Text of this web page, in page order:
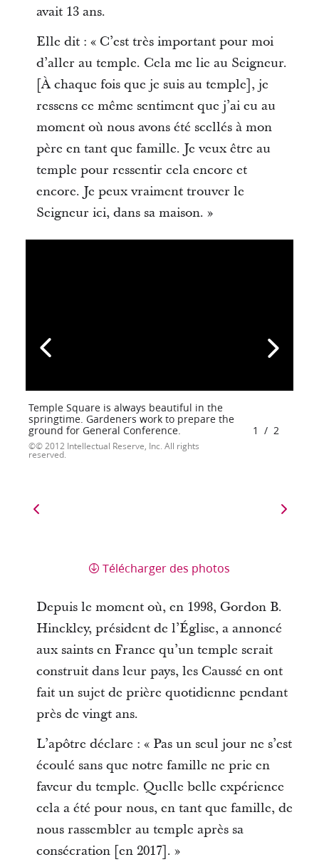
avait 13 ans.
Elle dit : « C’est très important pour moi
d’aller au temple. Cela me lie au Seigneur.
[À chaque fois que je suis au temple], je
ressens ce même sentiment que j’ai eu au
moment où nous avons été scellés à mon
père en tant que famille. Je veux être au
temple pour ressentir cela encore et
encore. Je peux vraiment trouver le
Seigneur ici, dans sa maison. »
Temple Square is always beautiful in the
springtime. Gardeners work to prepare the
ground for General Conference.
© 2012 Intellectual Reserve, Inc. All rights
reserved.
1 / 2
Télécharger des photos
Depuis le moment où, en 1998, Gordon B.
Hinckley, président de l’Église, a annoncé
aux saints en France qu’un temple serait
construit dans leur pays, les Caussé en ont
fait un sujet de prière quotidienne pendant
près de vingt ans.
L’apôtre déclare : « Pas un seul jour ne s’est
écoulé sans que notre famille ne prie en
faveur du temple. Quelle belle expérience
cela a été pour nous, en tant que famille, de
nous rassembler au temple après sa
consécration [en 2017]. »